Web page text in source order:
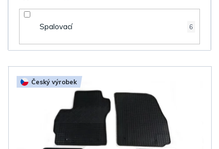
Spalovací 6
Český výrobek